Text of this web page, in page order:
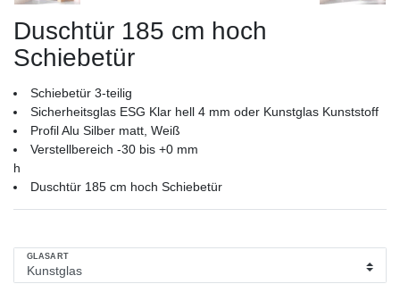
Duschtür 185 cm hoch
Schiebetür
Schiebetür 3-teilig
Sicherheitsglas ESG Klar hell 4 mm oder Kunstglas Kunststoff
Profil Alu Silber matt, Weiß
Verstellbereich -30 bis +0 mm
h
Duschtür 185 cm hoch Schiebetür
GLASART